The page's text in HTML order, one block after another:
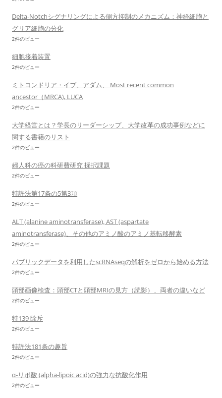
Delta-Notchシグナリングによる側方抑制のメカニズム：神経細胞と
グリア細胞の分化
2件のビュー
細胞接着装置
2件のビュー
ミトコンドリア・イブ、アダム、 Most recent common
ancestor（MRCA), LUCA
2件のビュー
大学経営とは？学長のリーダーシップ、大学改革の成功事例などに
関する書籍のリスト
2件のビュー
婦人科の癌の科研費研究 採択課題
2件のビュー
特許法第17条の5第3項
2件のビュー
ALT (alanine aminotransferase), AST (aspartate
aminotransferase)、その他のアミノ酸のアミノ基転移酵素
2件のビュー
パブリックデータを利用したscRNAseqの解析をゼロから始める方法
2件のビュー
頭部画像検査：頭部CTと頭部MRIの見方（読影）、両者の違いなど
2件のビュー
特139 除斥
2件のビュー
特許法181条の趣旨
2件のビュー
α-リポ酸 (alpha-lipoic acid)の強力な抗酸化作用
2件のビュー